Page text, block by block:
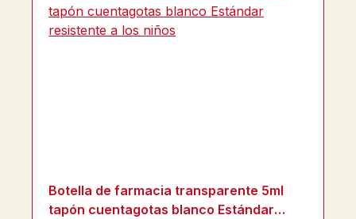
Botella de farmacia transparente 5ml
tapón cuentagotas blanco Estándar